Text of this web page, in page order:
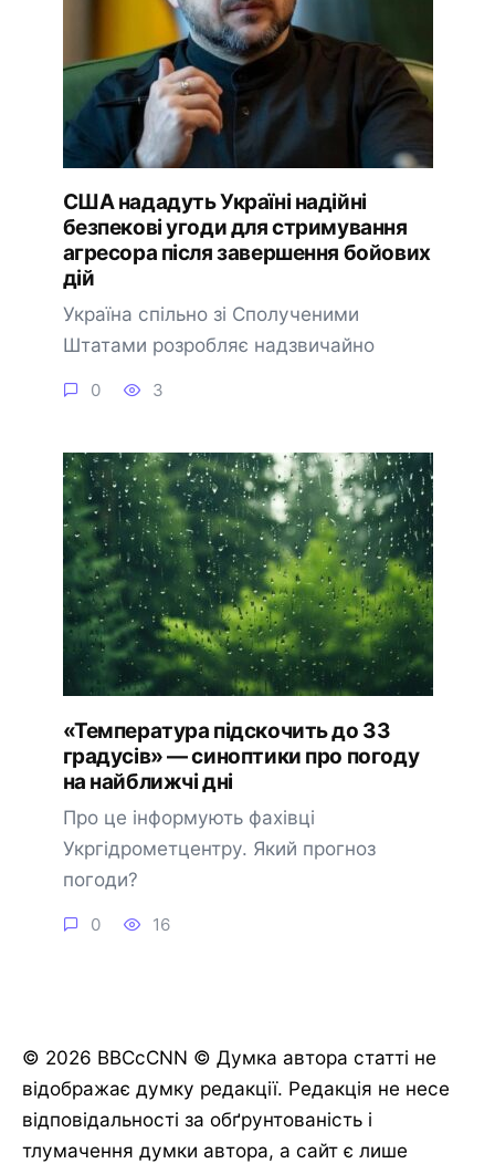
США нададуть Україні надійні
безпекові угоди для стримування
агресора після завершення бойових
дій
Україна спільно зі Сполученими
Штатами розробляє надзвичайно
0 3
«Температура підскочить до 33
градусів» — синоптики про погоду
на найближчі дні
Про це інформують фахівці
Укргідрометцентру. Який прогноз
погоди?
0 16
© 2026 BBCcCNN © Думка автора статті не
відображає думку редакції. Редакція не несе
відповідальності за обґрунтованість і
тлумачення думки автора, а сайт є лише